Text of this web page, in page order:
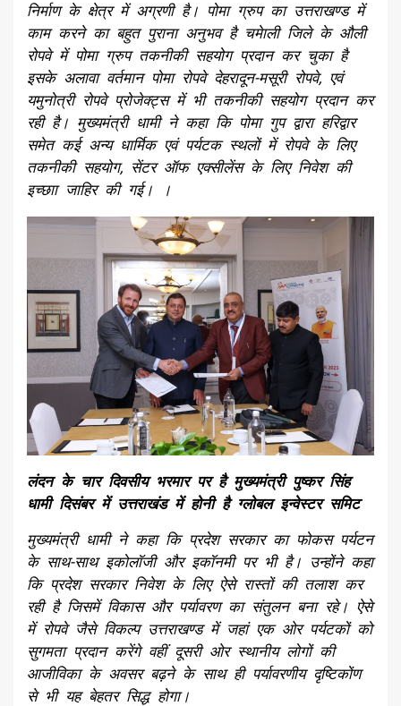
निर्माण के क्षेत्र में अग्रणी है। पोमा ग्रुप का उत्तराखण्ड में
काम करने का बहुत पुराना अनुभव है चमेाली जिले के औली
रोपवे में पोमा ग्रुप तकनीकी सहयोग प्रदान कर चुका है
इसके अलावा वर्तमान पोमा रोपवे देहरादून-मसूरी रोपवे, एवं
यमुनोत्री रोपवे प्रोजेक्ट्स में भी तकनीकी सहयोग प्रदान कर
रही है। मुख्यमंत्री धामी ने कहा कि पोमा गुप द्वारा हरिद्वार
समेत कई अन्य धार्मिक एवं पर्यटक स्थलों में रोपवे के लिए
तकनीकी सहयोग, सेंटर ऑफ एक्सीलेंस के लिए निवेश की
इच्छाा जाहिर की गई। ।
लंदन के चार दिवसीय भरमार पर है मुख्यमंत्री पुष्कर सिंह
धामी दिसंबर में उत्तराखंड में होनी है ग्लोबल इन्वेस्टर समिट
मुख्यमंत्री धामी ने कहा कि प्रदेश सरकार का फोकस पर्यटन
के साथ-साथ इकोलॉजी और इकॉनमी पर भी है। उन्होंने कहा
कि प्रदेश सरकार निवेश के लिए ऐसे रास्तों की तलाश कर
रही है जिसमें विकास और पर्यावरण का संतुलन बना रहे। ऐसे
में रोपवे जैसे विकल्प उत्तराखण्ड में जहां एक ओर पर्यटकों को
सुगमता प्रदान करेंगे वहीं दूसरी ओर स्थानीय लोगों की
आजीविका के अवसर बढ़ने के साथ ही पर्यावरणीय दृष्टिकोंण
से भी यह बेहतर सिद्ध होगा।